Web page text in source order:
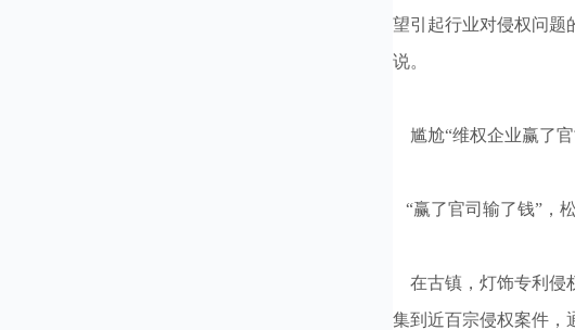
望引起行业对侵权问题
说。
尴尬“维权企业赢了
“赢了官司输了钱”，
在古镇，灯饰专利侵
集到近百宗侵权案件，